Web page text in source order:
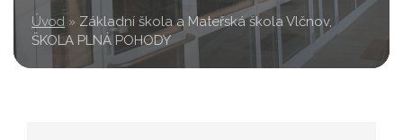
Úvod » Základní škola a Mateřská škola Vlčnov,
ŠKOLA PLNÁ POHODY